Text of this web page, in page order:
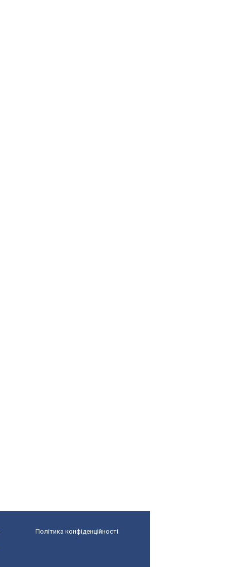
Політика конфіденційності